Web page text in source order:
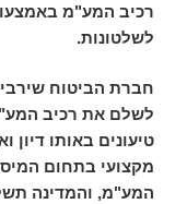
רכיב המע"מ
לשלטונות.
חברת הביטוח
לשלם את רכיב
טיעונים באותו
מקצועי בתחום
המע"מ, והמדינה